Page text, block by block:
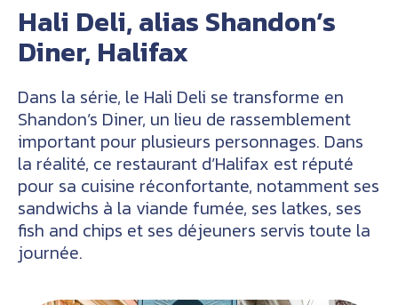
Hali Deli, alias Shandon’s
Diner, Halifax
Dans la série, le Hali Deli se transforme en
Shandon’s Diner, un lieu de rassemblement
important pour plusieurs personnages. Dans
la réalité, ce restaurant d’Halifax est réputé
pour sa cuisine réconfortante, notamment ses
sandwichs à la viande fumée, ses latkes, ses
fish and chips et ses déjeuners servis toute la
journée.